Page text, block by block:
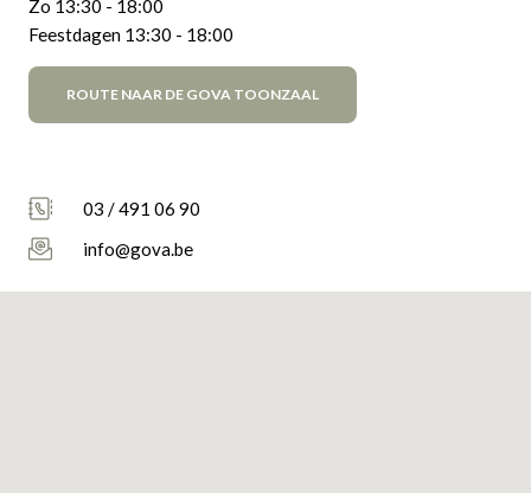
Zo 13:30 - 18:00
Feestdagen 13:30 - 18:00
ROUTE NAAR DE GOVA TOONZAAL
03 / 491 06 90
info@gova.be